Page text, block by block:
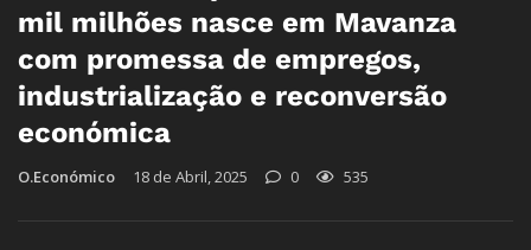
mil milhões nasce em Mavanza
com promessa de empregos,
industrialização e reconversão
económica
O.Económico 18 de Abril, 2025 0 535